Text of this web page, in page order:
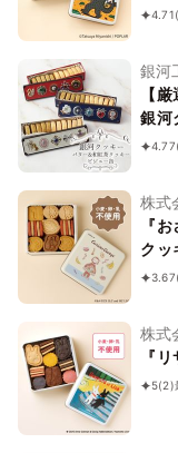
4.71
銀河
【
銀河
ビジ
4.77
株式
『
クッ
3.67
株式
『
5(2)